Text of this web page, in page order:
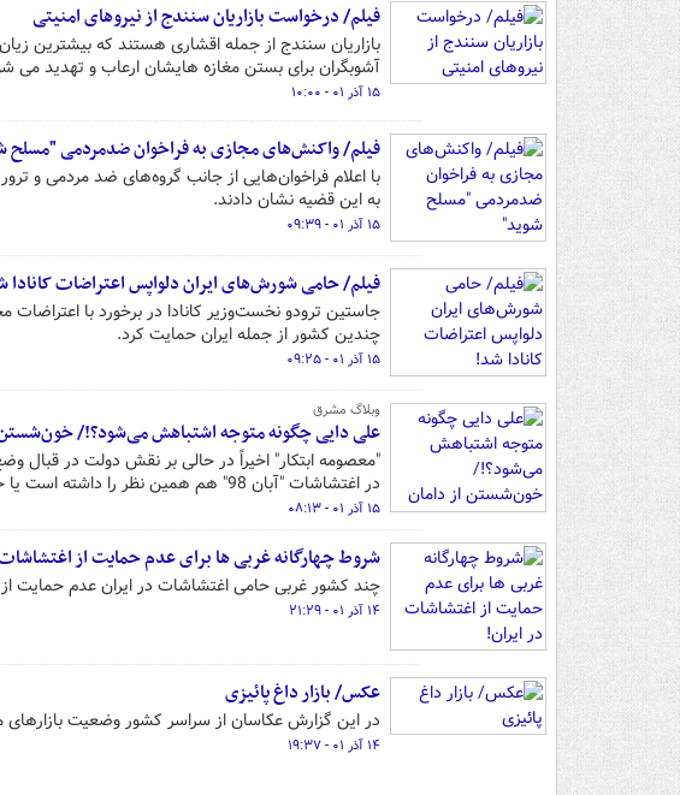
فیلم/ درخواست بازاریان سنندج از نیروهای امنیتی
بازاریان سنندج از جمله اقشاری هستند که بیشترین
آشوبگران برای بستن مغازه هایشان ارعاب و تهدید می
۱۵ آذر ۰۱ - ۱۰:۰۰
فیلم/ واکنش‌های مجازی به فراخوان ضدمردمی "مسلح
با اعلام فراخوان‌هایی از جانب گروه‌های ضد مردمی و
به این قضیه نشان دادند.
۱۵ آذر ۰۱ - ۰۹:۳۹
فیلم/ حامی شورش‌های ایران دلواپس اعتراضات کانادا
جاستین ترودو نخست‌وزیر کانادا در برخورد با
چندین کشور از جمله ایران حمایت‌ کرد.
۱۵ آذر ۰۱ - ۰۹:۲۵
وبلاگ مشرق
علی دایی چگونه متوجه اشتباهش می‌شود؟!/ خون‌شستن
"معصومه ابتکار" اخیراً در حالی بر نقش دولت در قبال
در اغتشاشات "آبان 98" هم همین نظر را داشته است یا خیر؟!
۱۵ آذر ۰۱ - ۰۸:۱۳
شروط چهارگانه غربی ها برای عدم حمایت از
چند کشور غربی حامی اغتشاشات در ایران عدم حمایت
۱۴ آذر ۰۱ - ۲۱:۲۹
عکس/ بازار داغ پائیزی
در این گزارش عکاسان از سراسر کشور وضعیت بازارهای
۱۴ آذر ۰۱ - ۱۹:۳۷